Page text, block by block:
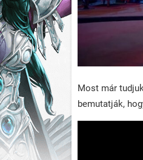
Most már
bemutatják,